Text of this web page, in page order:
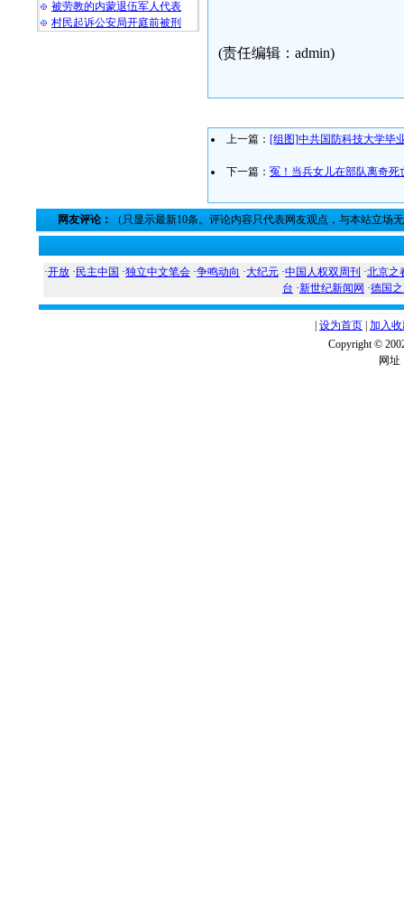
被劳教的内蒙退伍军人代表
村民起诉公安局开庭前被刑
(责任编辑：admin)
上一篇： [组图]中共国防科技大学毕
下一篇： 冤！当兵女儿在部队离奇死
网友评论： （只显示最新10条。评论内容只代表网友观点，与本站立场
·开放 · 民主中国 ·独立中文笔会 ·争鸣动向 ·大纪元 ·中国人权双周刊 ·北京之
台 ·新世纪新闻网 ·德国
设为首页 加入
Copyright ©
网址